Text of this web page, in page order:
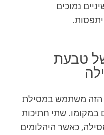
נמוכים
של טבעת
הזה משתמש במסילת
במקומו. שתי חתיכות
כאשר היהלומים